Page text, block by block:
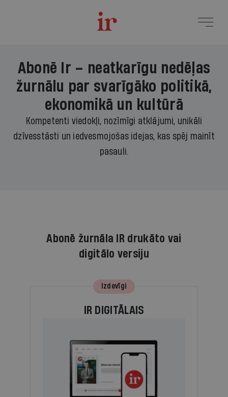
Abonē Ir – neatkarīgu nedēļas
žurnālu par svarīgāko politikā,
ekonomikā un kultūrā
Kompetenti viedokļi, nozīmīgi atklājumi, unikāli
dzīvesstāsti un iedvesmojošas idejas, kas spēj mainīt
pasauli.
Abonē žurnāla IR drukāto vai
digitālo versiju
Izdevīgi
IR DIGITĀLAIS